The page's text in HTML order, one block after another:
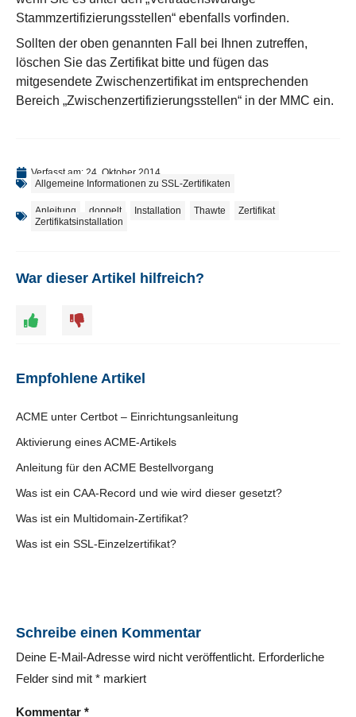
Stammzertifizierungsstellen“ ebenfalls vorfinden.
Sollten der oben genannten Fall bei Ihnen zutreffen,
löschen Sie das Zertifikat bitte und fügen das
mitgesendete Zwischenzertifikat im entsprechenden
Bereich „Zwischenzertifizierungsstellen“ in der MMC ein.
Verfasst am: 24. Oktober 2014
Allgemeine Informationen zu SSL-Zertifikaten
Anleitung doppelt Installation Thawte Zertifikat
Zertifikatsinstallation
War dieser Artikel hilfreich?
Empfohlene Artikel
ACME unter Certbot – Einrichtungsanleitung
Aktivierung eines ACME-Artikels
Anleitung für den ACME Bestellvorgang
Was ist ein CAA-Record und wie wird dieser gesetzt?
Was ist ein Multidomain-Zertifikat?
Was ist ein SSL-Einzelzertifikat?
Schreibe einen Kommentar
Deine E-Mail-Adresse wird nicht veröffentlicht. Erforderliche
Felder sind mit * markiert
Kommentar *